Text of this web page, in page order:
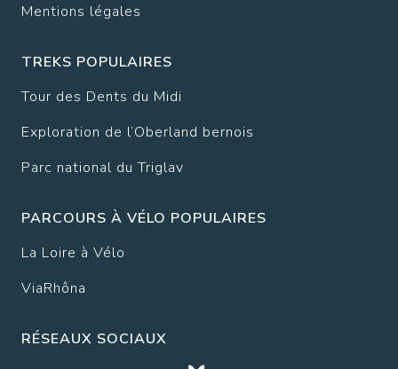
Mentions légales
TREKS POPULAIRES
Tour des Dents du Midi
Exploration de l’Oberland bernois
Parc national du Triglav
PARCOURS À VÉLO POPULAIRES
La Loire à Vélo
ViaRhôna
RÉSEAUX SOCIAUX